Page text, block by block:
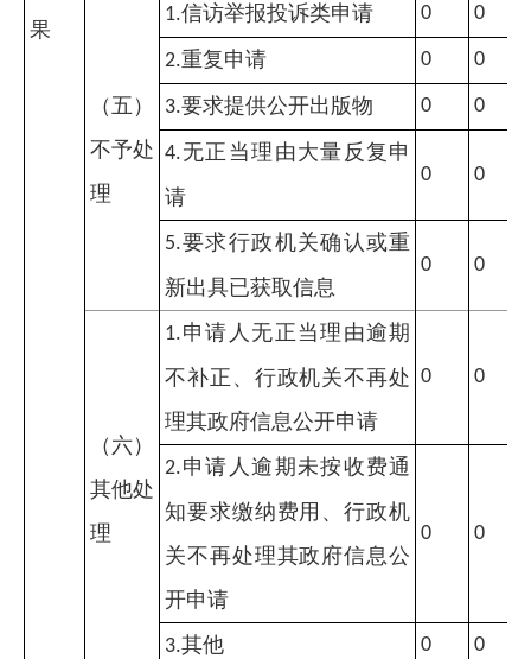
果
（五）
不予处
理
1.信访举报投诉类申请 0 0
2.重复申请 0 0
3.要求提供公开出版物 0 0
4.无正当理由大量反复申
请
0 0
5.要求行政机关确认或重
新出具已获取信息
0 0
（六）
其他处
理
1.申请人无正当理由逾期
不补正、行政机关不再处
理其政府信息公开申请
0 0
2.申请人逾期未按收费通
知要求缴纳费用、行政机
关不再处理其政府信息公
开申请
0 0
3.其他 0 0